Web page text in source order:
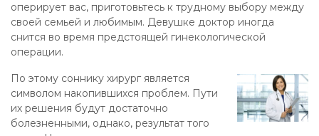
оперирует вас, приготовьтесь к трудному выбору между
своей семьей и любимым. Девушке доктор иногда
снится во время предстоящей гинекологической
операции.
По этому соннику хирург является
символом накопившихся проблем. Пути
их решения будут достаточно
болезненными, однако, результат того